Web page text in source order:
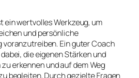
ein wertvolles Werkzeug, um
und persönliche
voranzutreiben. Ein guter Coach
die eigenen Stärken und
erkennen und auf dem Weg
begleiten. Durch gezielte Fragen